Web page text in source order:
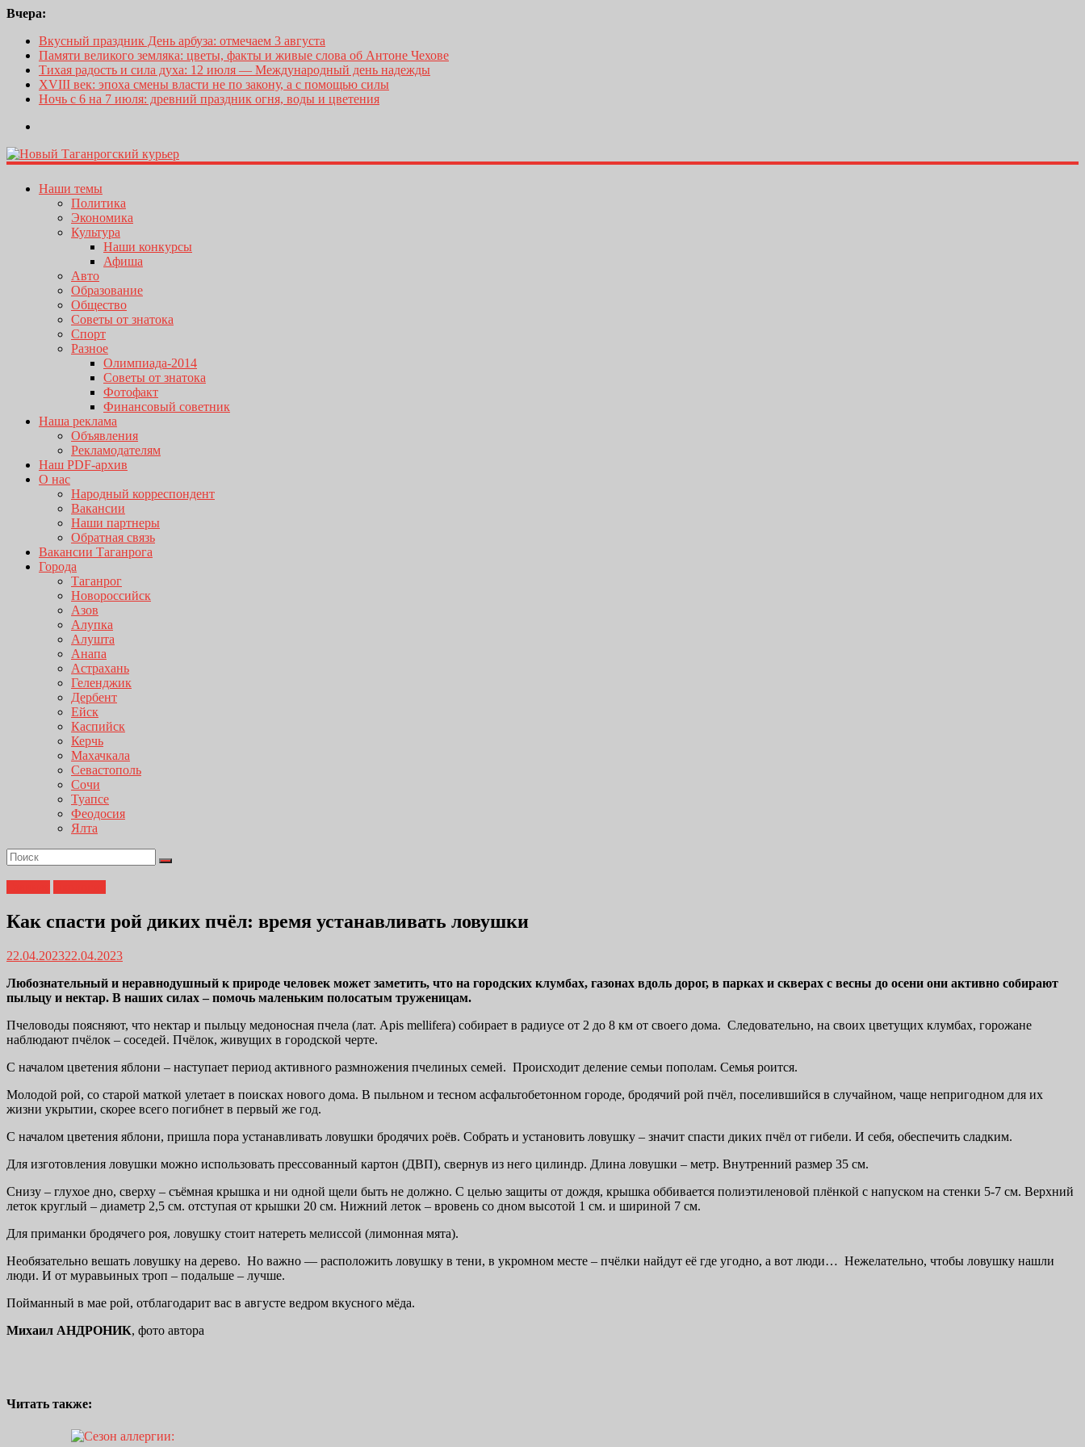
Вчера:
Вкусный праздник День арбуза: отмечаем 3 августа
Памяти великого земляка: цветы, факты и живые слова об Антоне Чехове
Тихая радость и сила духа: 12 июля — Международный день надежды
XVIII век: эпоха смены власти не по закону, а с помощью силы
Ночь с 6 на 7 июля: древний праздник огня, воды и цветения
Наши темы
Политика
Экономика
Культура
Наши конкурсы
Афиша
Авто
Образование
Общество
Советы от знатока
Спорт
Разное
Олимпиада-2014
Советы от знатока
Фотофакт
Финансовый советник
Наша реклама
Объявления
Рекламодателям
Наш PDF-архив
О нас
Народный корреспондент
Вакансии
Наши партнеры
Обратная связь
Вакансии Таганрога
Города
Таганрог
Новороссийск
Азов
Алупка
Алушта
Анапа
Астрахань
Геленджик
Дербент
Ейск
Каспийск
Керчь
Махачкала
Севастополь
Сочи
Туапсе
Феодосия
Ялта
Как спасти рой диких пчёл: время устанавливать ловушки
22.04.202322.04.2023
Любознательный и неравнодушный к природе человек может заметить, что на городских клумбах, газонах вдоль дорог, в парках и скверах с весны до осени они активно собирают
пыльцу и нектар. В наших силах – помочь маленьким полосатым труженицам.
Пчеловоды поясняют, что нектар и пыльцу медоносная пчела (лат. Apis mellifera) собирает в радиусе от 2 до 8 км от своего дома. Следовательно, на своих цветущих клумбах, горожане
наблюдают пчёлок – соседей. Пчёлок, живущих в городской черте.
С началом цветения яблони – наступает период активного размножения пчелиных семей. Происходит деление семьи пополам. Семья роится.
Молодой рой, со старой маткой улетает в поисках нового дома. В пыльном и тесном асфальтобетонном городе, бродячий рой пчёл, поселившийся в случайном, чаще непригодном для их
жизни укрытии, скорее всего погибнет в первый же год.
С началом цветения яблони, пришла пора устанавливать ловушки бродячих роёв. Собрать и установить ловушку – значит спасти диких пчёл от гибели. И себя, обеспечить сладким.
Для изготовления ловушки можно использовать прессованный картон (ДВП), свернув из него цилиндр. Длина ловушки – метр. Внутренний размер 35 см.
Снизу – глухое дно, сверху – съёмная крышка и ни одной щели быть не должно. С целью защиты от дождя, крышка оббивается полиэтиленовой плёнкой с напуском на стенки 5-7 см. Верхний
леток круглый – диаметр 2,5 см. отступая от крышки 20 см. Нижний леток – вровень со дном высотой 1 см. и шириной 7 см.
Для приманки бродячего роя, ловушку стоит натереть мелиссой (лимонная мята).
Необязательно вешать ловушку на дерево. Но важно — расположить ловушку в тени, в укромном месте – пчёлки найдут её где угодно, а вот люди… Нежелательно, чтобы ловушку нашли
люди. И от муравьиных троп – подальше – лучше.
Пойманный в мае рой, отблагодарит вас в августе ведром вкусного мёда.
Михаил АНДРОНИК, фото автора
Читать также: